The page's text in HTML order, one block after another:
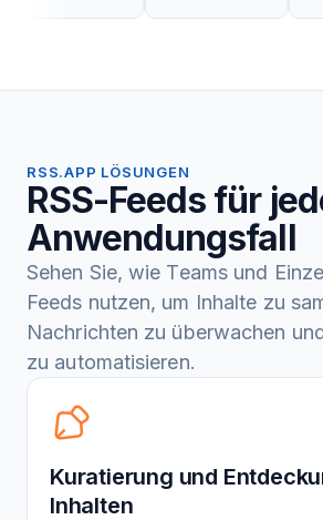
RSS.APP LÖSUNGEN
RSS-Feeds für
Anwendungsfall
Sehen Sie, wie Teams und
Feeds nutzen, um Inhalte zu
Nachrichten zu überwachen
zu automatisieren.
Kuratierung und
Inhalten